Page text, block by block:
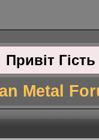
Привіт Гість
Metal